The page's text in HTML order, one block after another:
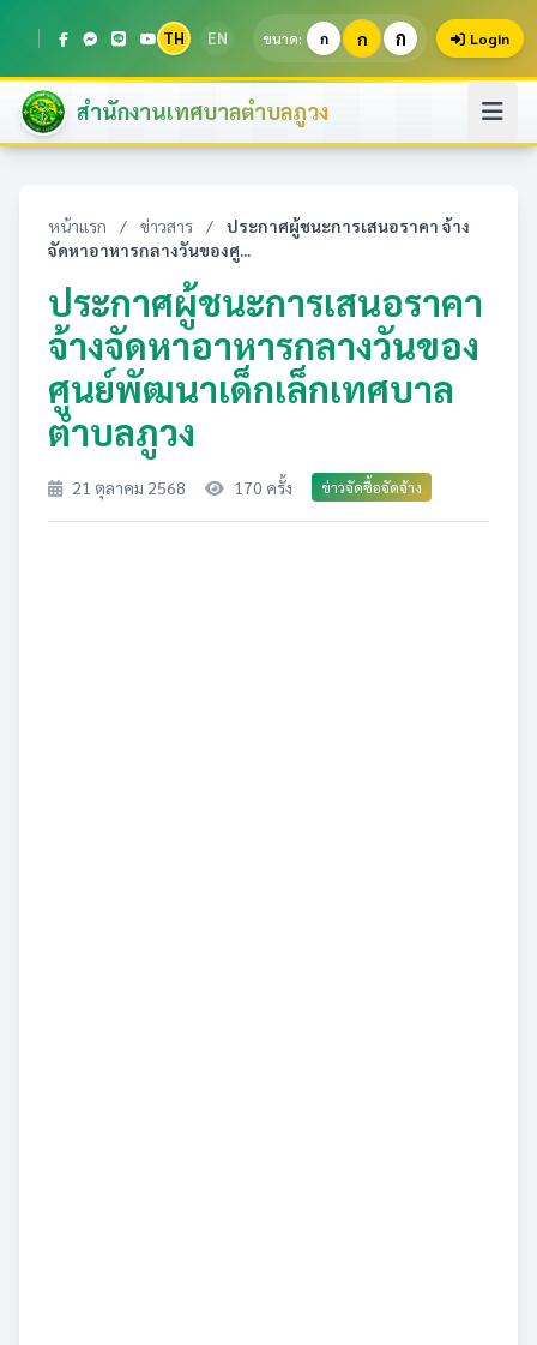
TH EN ขนาด: ก ก ก Login
สำนักงานเทศบาลตำบลภูวง
หน้าแรก / ข่าวสาร /
ประกาศผู้ชนะการเสนอราคา จ้าง
จัดหาอาหารกลางวันของศู...
ประกาศผู้ชนะการเสนอราคา
จ้างจัดหาอาหารกลางวันของ
ศูนย์พัฒนาเด็กเล็กเทศบาล
ตำบลภูวง
21 ตุลาคม 2568 170 ครั้ง ข่าวจัดซื้อจัดจ้าง